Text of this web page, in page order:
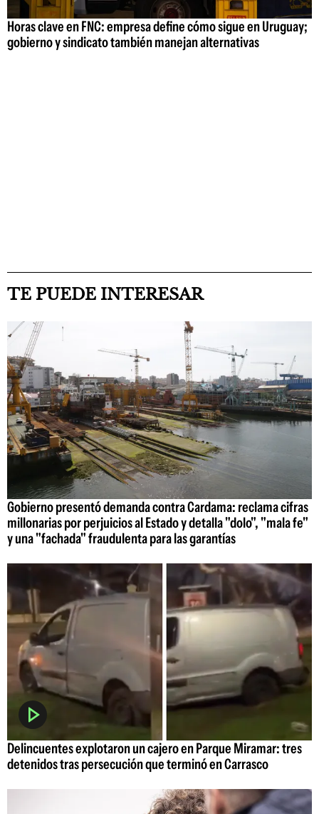
Horas clave en FNC: empresa define cómo sigue en Uruguay;
gobierno y sindicato también manejan alternativas
TE PUEDE INTERESAR
Gobierno presentó demanda contra Cardama: reclama cifras
millonarias por perjuicios al Estado y detalla "dolo", "mala fe"
y una "fachada" fraudulenta para las garantías
Delincuentes explotaron un cajero en Parque Miramar: tres
detenidos tras persecución que terminó en Carrasco